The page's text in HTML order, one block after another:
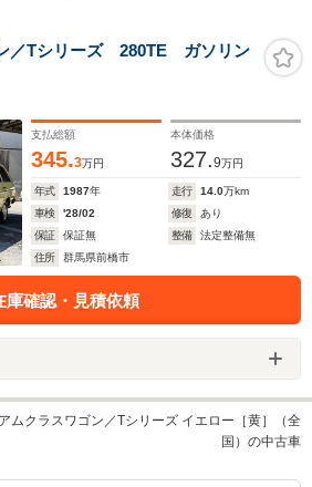
／Tシリーズ 280TE ガソリン
支払総額
345.3万円
本体価格
327.9万円
年式 1987年 走行 14.0万km
車検
'28/02 修復
あり
保証
保証無 整備
法定整備無
住所
群馬県前橋市
庫確認・見積依頼
ムクラスワゴン／Tシリーズ イエロー［黄］（全
国）の中古車